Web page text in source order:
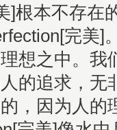
]根本不存在
完美]
想之中。我
的追求，无
，因为人的